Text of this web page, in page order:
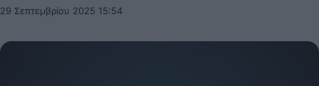
29 Σεπτεμβρίου 2025 15:54